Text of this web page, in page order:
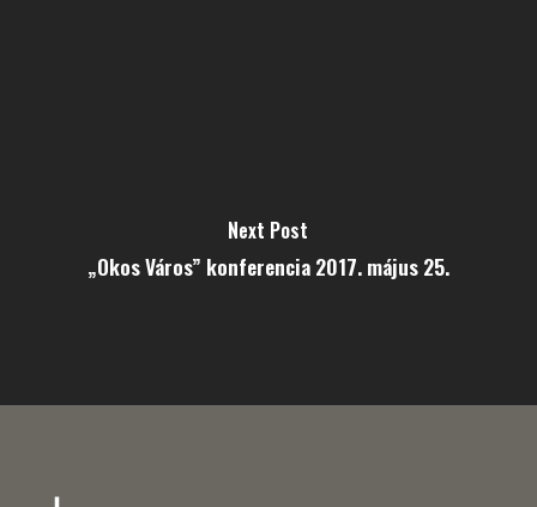
Next Post
„Okos Város” konferencia 2017. május 25.